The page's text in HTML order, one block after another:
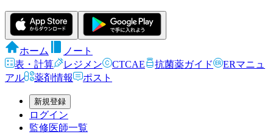
ホーム
ノート
表・計算
レジメン CTCAE 抗菌薬ガイド
ERマニュ
アル
薬剤情報 ポスト
新規登録
ログイン
監修医師一覧